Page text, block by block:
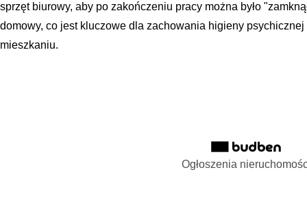
sprzęt biurowy, aby po zakończeniu pracy można było
domowy, co jest kluczowe dla zachowania higieny psychicznej
mieszkaniu.
Ogłoszenia